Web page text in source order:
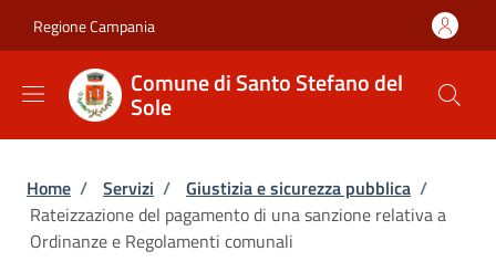
Regione Campania
Comune di Santo Stefano del
Sole
Briciole di pane
Home / Servizi / Giustizia e sicurezza pubblica /
Rateizzazione del pagamento di una sanzione relativa a
Ordinanze e Regolamenti comunali